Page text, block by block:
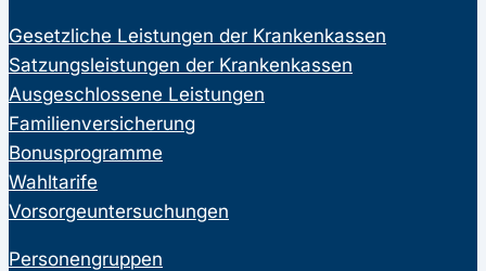
Gesetzliche Leistungen der Krankenkassen
Satzungsleistungen der Krankenkassen
Ausgeschlossene Leistungen
Familienversicherung
Bonusprogramme
Wahltarife
Vorsorgeuntersuchungen
Personengruppen